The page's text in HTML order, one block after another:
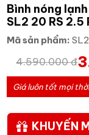
Bình nóng
SL2 20 RS 2.5
Mã sản phẩm:
4.590.000 đ
Giá luôn tốt mọi
KHUYẾN